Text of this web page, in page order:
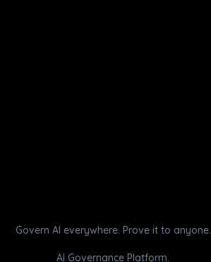
Govern AI everywhere. Prove it to anyone.
AI Governance Platform.